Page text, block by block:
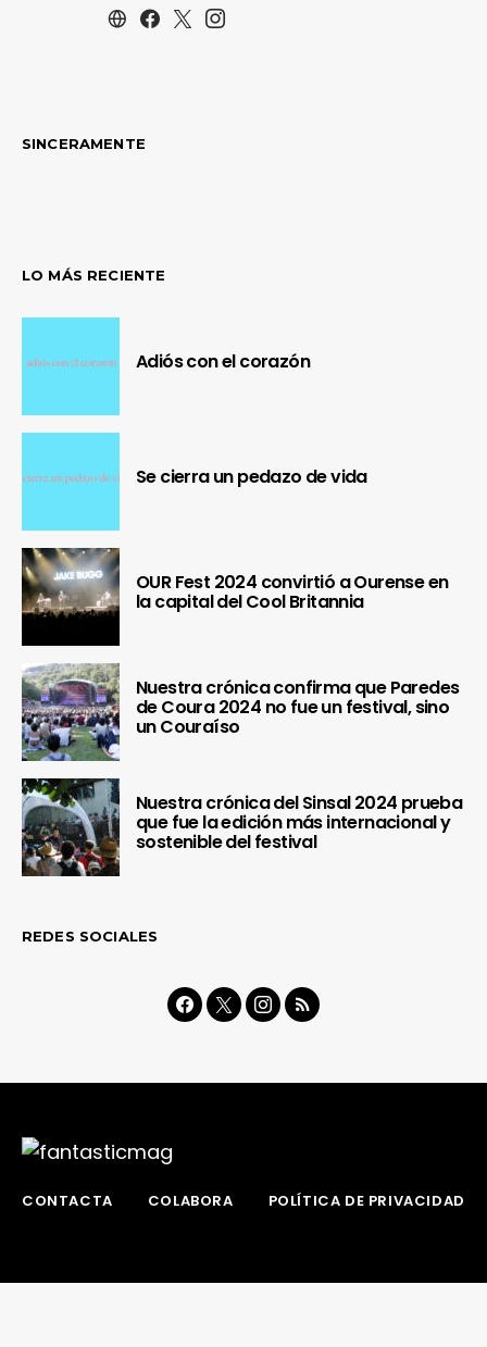
SINCERAMENTE
LO MÁS RECIENTE
Adiós con el corazón
Se cierra un pedazo de vida
OUR Fest 2024 convirtió a Ourense en
la capital del Cool Britannia
Nuestra crónica confirma que Paredes
de Coura 2024 no fue un festival, sino
un Couraíso
Nuestra crónica del Sinsal 2024 prueba
que fue la edición más internacional y
sostenible del festival
REDES SOCIALES
CONTACTA COLABORA POLÍTICA DE PRIVACIDAD